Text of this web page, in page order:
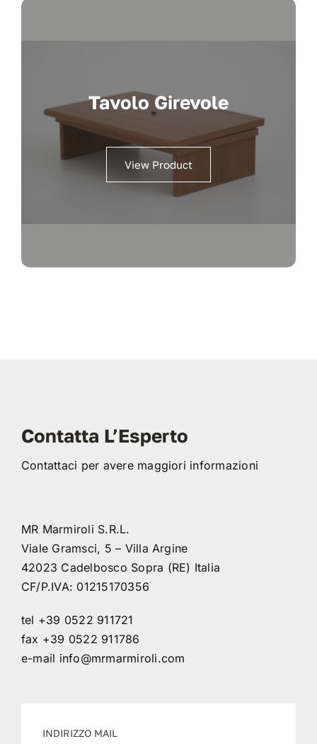
Tavolo Girevole
View Product
Contatta L’Esperto
Contattaci per avere maggiori informazioni
MR Marmiroli S.R.L.
Viale Gramsci, 5 – Villa Argine
42023 Cadelbosco Sopra (RE) Italia
CF/P.IVA: 01215170356
tel +39 0522 911721
fax +39 0522 911786
e-mail info@mrmarmiroli.com
INDIRIZZO MAIL